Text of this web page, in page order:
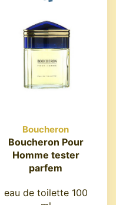
Boucheron
Boucheron Pour
Homme tester
parfem
eau de toilette 100